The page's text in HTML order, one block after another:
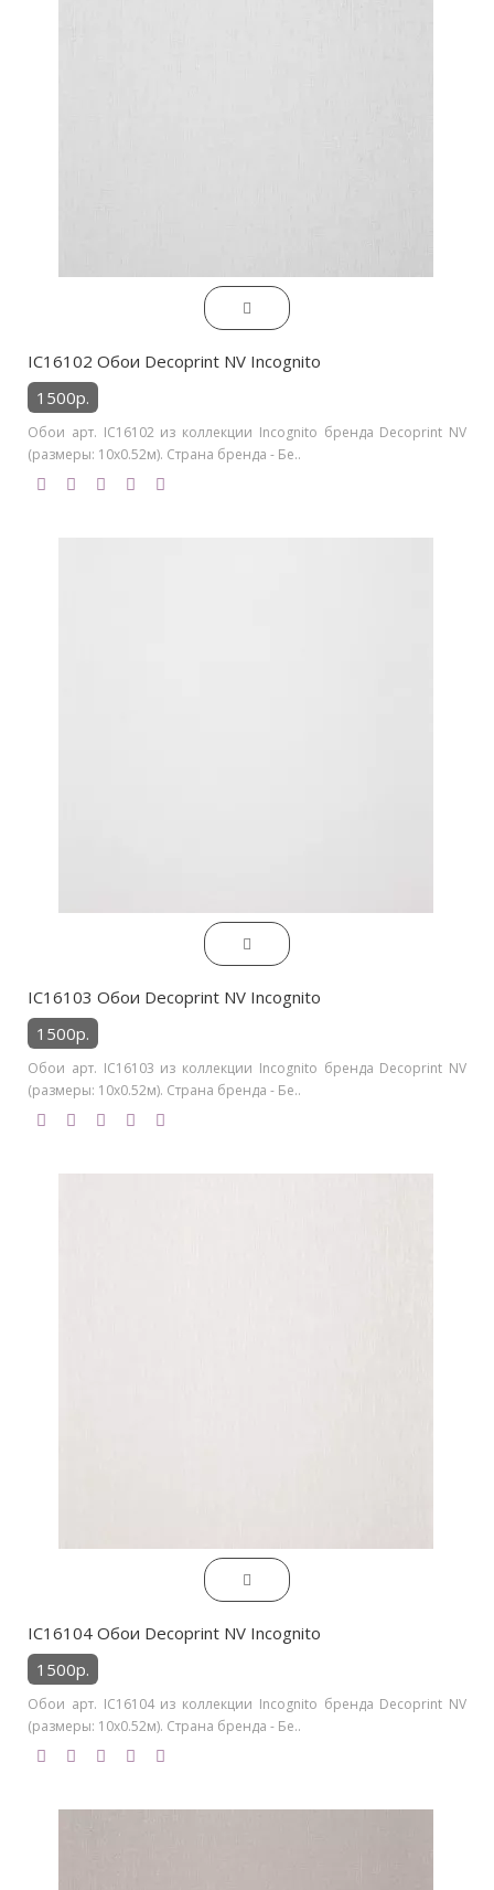
IC16102 Обои Decoprint NV Incognito
1500р.
Обои арт. IC16102 из коллекции Incognito бренда Decoprint NV
(размеры: 10х0.52м). Страна бренда - Бе..
IC16103 Обои Decoprint NV Incognito
1500р.
Обои арт. IC16103 из коллекции Incognito бренда Decoprint NV
(размеры: 10х0.52м). Страна бренда - Бе..
IC16104 Обои Decoprint NV Incognito
1500р.
Обои арт. IC16104 из коллекции Incognito бренда Decoprint NV
(размеры: 10х0.52м). Страна бренда - Бе..